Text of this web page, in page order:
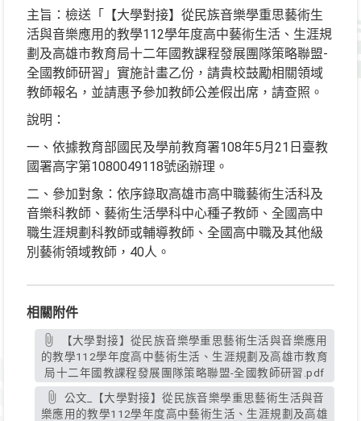
主旨：檢送「【大學對接】從民族音樂學重思藝術生
活與音樂應用的教學112學年度高中藝術生活、生涯規
劃及高雄市教育局十二年國教課程發展團隊策略聯盟-
全國教師研習」實施計畫乙份，請貴校鼓勵相關領域
教師報名，並請惠予參加教師公差假出席，請查照。
說明：
一、依據教育部國民及學前教育署108年5月21日臺教
國署高字第1080049118號函辦理。
二、參加對象：依序錄取高雄市高中職藝術生活科及
音樂科教師、藝術生活學科中心種子教師、全國高中
職生涯規劃科教師或輔導教師、全國高中職及其他級
別藝術領域教師，40人。
相關附件
的教學112學年度高中藝術生活、生涯規劃及高雄市教育
局十二年國教課程發展團隊策略聯盟-全國教師研習.pdf
樂應用的教學112學年度高中藝術生活、生涯規劃及高雄